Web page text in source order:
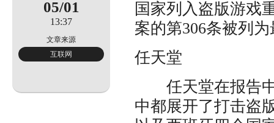
无
05/01
13:37
文章来源
互联网
国家列入盗版游戏
案的第306条被列
任天堂
任天堂在报告中
中都展开了打击盗